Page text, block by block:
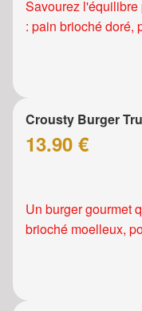
Savourez l'équilibre
: pain brioché doré,
Crousty Burger
13.90 €
Un burger gourmet
brioché moelleux,